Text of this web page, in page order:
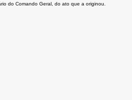
do Comando Geral, do ato que a originou.